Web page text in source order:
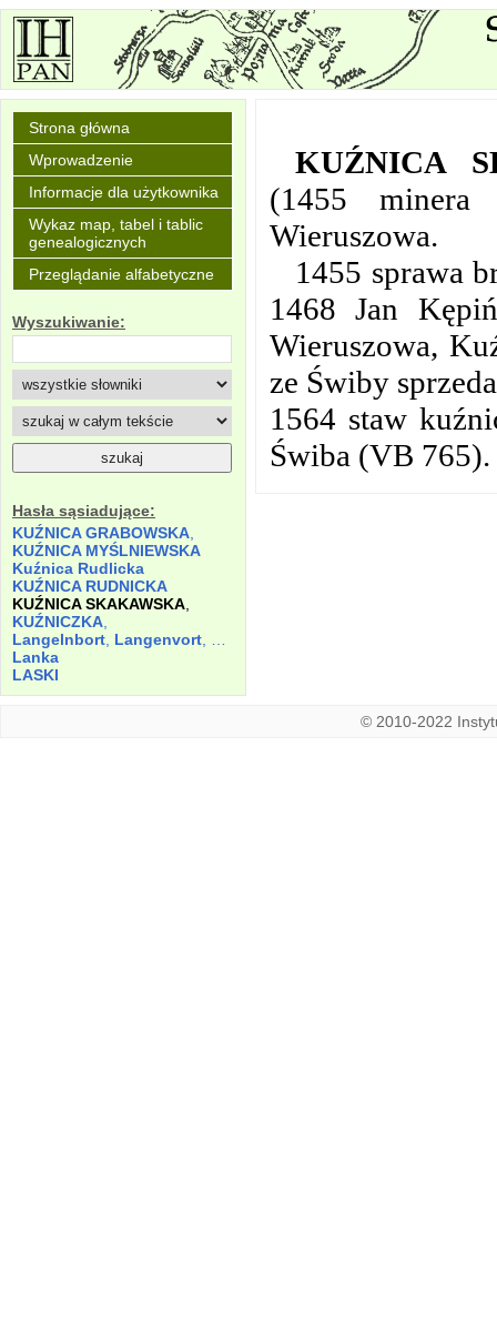
Strona główna
Wprowadzenie
Informacje dla użytkownika
Wykaz map, tabel i tablic
genealogicznych
Przeglądanie alfabetyczne
Wyszukiwanie:
Hasła sąsiadujące:
KUŹNICA GRABOWSKA
KUŹNICA MYŚLNIEWSKA
Kuźnica Rudlicka
KUŹNICA RUDNICKA
KUŹNICA SKAKAWSKA
KUŹNICZKA
Langelnbort Langenvort
Lanka
LASKI
KUŹNICA
(1455
Wieruszowa.
1455 sprawa
1468 Jan
Wieruszowa,
ze Świby
1564 staw
Świba (VB 765).
© 2010-2022